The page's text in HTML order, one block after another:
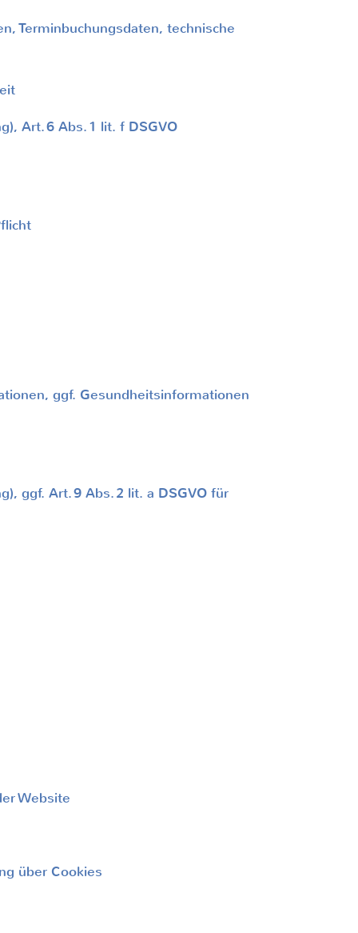
Terminbuchungsdaten, technische
Art.6 Abs.1 lit. f DSGVO
ggf. Gesundheitsinformationen
ggf. Art.9 Abs.2 lit. a DSGVO für
Website
über Cookies